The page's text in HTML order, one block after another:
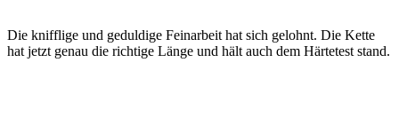
Die knifflige und geduldige Feinarbeit hat sich gelohnt. Die Kette
hat jetzt genau die richtige Länge und hält auch dem Härtetest stand.